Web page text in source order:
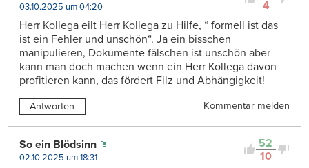
4
03.10.2025 um 04:20
Herr Kollega eilt Herr Kollega zu Hilfe, “ formell ist das
ist ein Fehler und unschön“. Ja ein bisschen
manipulieren, Dokumente fälschen ist unschön aber
kann man doch machen wenn ein Herr Kollega davon
profitieren kann, das fördert Filz und Abhängigkeit!
Antworten Kommentar melden
52
10
So ein Blödsinn
02.10.2025 um 18:31